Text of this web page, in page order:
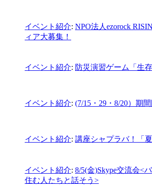
イベント紹介: NPO法人ezorock
ィア大募集！
イベント紹介: 防災演習ゲーム「生
イベント紹介: (7/15・29・8/20）期
イベント紹介: 講座シャプラバ！「
イベント紹介: 8/5(金)Skype交流会<
住む人たちと話そう>